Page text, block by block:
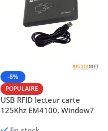
-8%
POPULAIRE
USB RFID lecteur carte
125Khz EM4100, Window7